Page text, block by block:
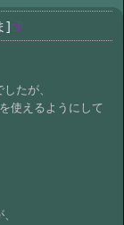
]
たが、
使えるようにして